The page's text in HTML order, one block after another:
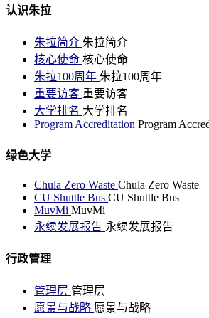
认识朱拉
朱拉简介 朱拉简介
核心使命 核心使命
朱拉100周年 朱拉100周年
重要访客 重要访客
大学排名 大学排名
Program Accreditation Program
绿色大学
Chula Zero Waste Chula Zero Waste
CU Shuttle Bus CU Shuttle Bus
MuvMi MuvMi
永续发展报告 永续发展报告
行政管理
管理层 管理层
愿景与战略 愿景与战略